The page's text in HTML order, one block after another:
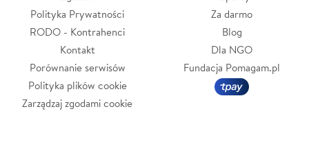
Polityka Prywatności
RODO - Kontrahenci
Kontakt
Porównanie serwisów
Polityka plików cookie
Zarządzaj zgodami cookie
Za darmo
Blog
Dla NGO
Fundacja Pomagam.pl